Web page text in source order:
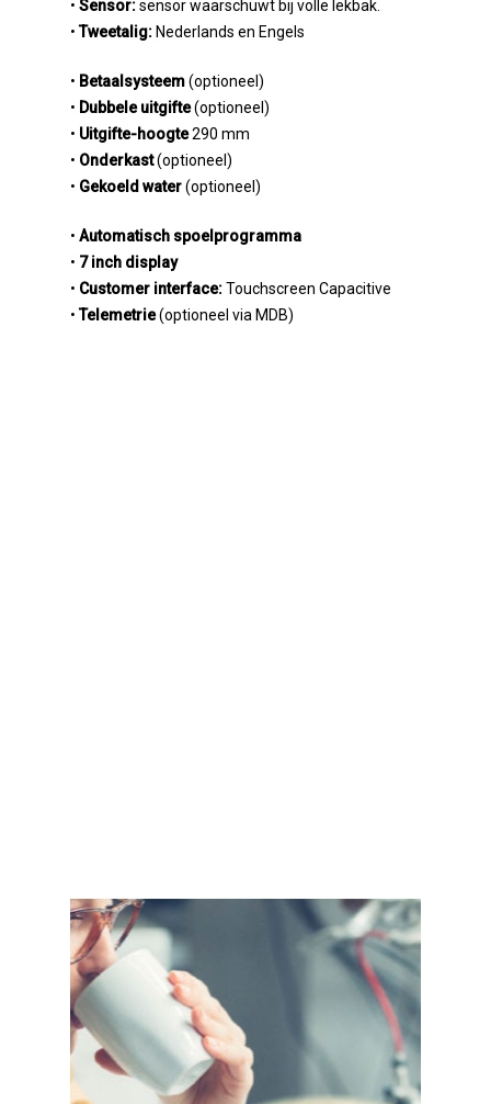
•Sensor:sensor waarschuwt bij volle lekbak.
•Tweetalig: Nederlands en Engels
• Betaalsysteem(optioneel)
• Dubbele uitgifte(optioneel)
• Uitgifte-hoogte290 mm
• Onderkast(optioneel)
• Gekoeld water(optioneel)
•Automatisch spoelprogramma
• 7 inch display
• Customer interface:Touchscreen Capacitive
•Telemetrie(optioneel via MDB)
Dealer worden
Waarden & Principes
English